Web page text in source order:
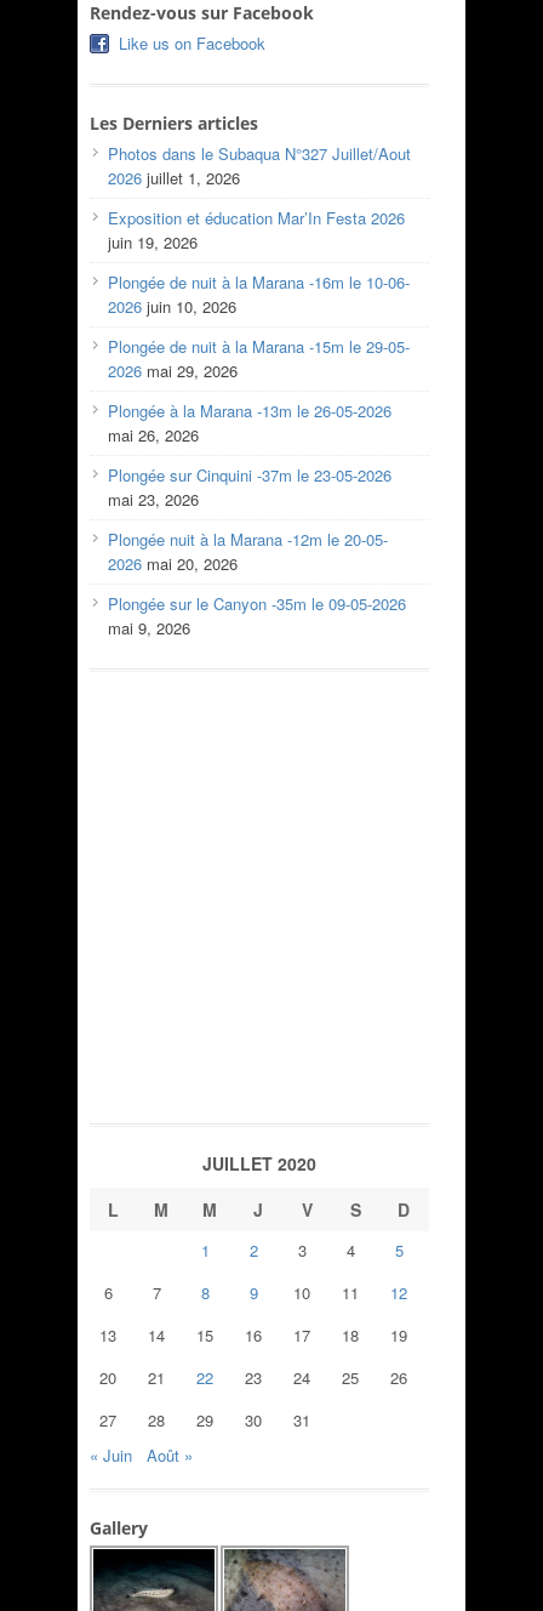
Rendez-vous sur Facebook
Like us on Facebook
Les Derniers articles
Photos dans le Subaqua N°327 Juillet/Aout
2026 juillet 1, 2026
Exposition et éducation Mar’In Festa 2026
juin 19, 2026
Plongée de nuit à la Marana -16m le 10-06-
2026 juin 10, 2026
Plongée de nuit à la Marana -15m le 29-05-
2026 mai 29, 2026
Plongée à la Marana -13m le 26-05-2026
mai 26, 2026
Plongée sur Cinquini -37m le 23-05-2026
mai 23, 2026
Plongée nuit à la Marana -12m le 20-05-
2026 mai 20, 2026
Plongée sur le Canyon -35m le 09-05-2026
mai 9, 2026
JUILLET 2020
L
M M J V S D
1 2 3 4
5
6
7 8 9 10 11
12
13
14 15 16 17 18
19
20
21 22 23 24 25
26
27
28 29 30
31
« Juin
Août »
Gallery